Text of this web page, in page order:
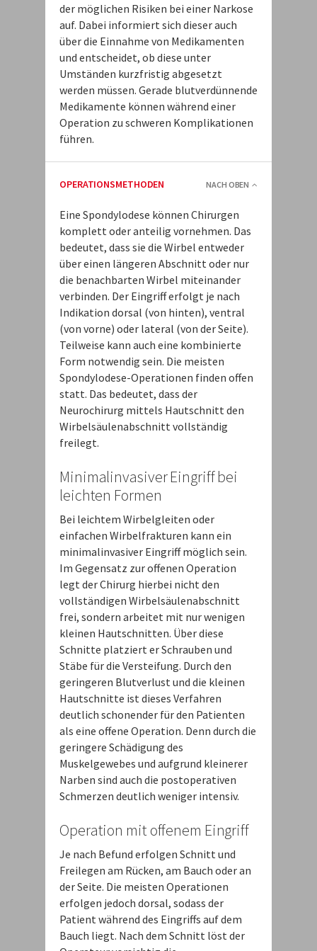
der möglichen Risiken bei einer Narkose
auf. Dabei informiert sich dieser auch
über die Einnahme von Medikamenten
und entscheidet, ob diese unter
Umständen kurzfristig abgesetzt
werden müssen. Gerade blutverdünnende
Medikamente können während einer
Operation zu schweren Komplikationen
führen.
OPERATIONSMETHODEN NACH OBEN
Eine Spondylodese können Chirurgen
komplett oder anteilig vornehmen. Das
bedeutet, dass sie die Wirbel entweder
über einen längeren Abschnitt oder nur
die benachbarten Wirbel miteinander
verbinden. Der Eingriff erfolgt je nach
Indikation dorsal (von hinten), ventral
(von vorne) oder lateral (von der Seite).
Teilweise kann auch eine kombinierte
Form notwendig sein. Die meisten
Spondylodese-Operationen finden offen
statt. Das bedeutet, dass der
Neurochirurg mittels Hautschnitt den
Wirbelsäulenabschnitt vollständig
freilegt.
Minimalinvasiver Eingriff bei
leichten Formen
Bei leichtem Wirbelgleiten oder
einfachen Wirbelfrakturen kann ein
minimalinvasiver Eingriff möglich sein.
Im Gegensatz zur offenen Operation
legt der Chirurg hierbei nicht den
vollständigen Wirbelsäulenabschnitt
frei, sondern arbeitet mit nur wenigen
kleinen Hautschnitten. Über diese
Schnitte platziert er Schrauben und
Stäbe für die Versteifung. Durch den
geringeren Blutverlust und die kleinen
Hautschnitte ist dieses Verfahren
deutlich schonender für den Patienten
als eine offene Operation. Denn durch die
geringere Schädigung des
Muskelgewebes und aufgrund kleinerer
Narben sind auch die postoperativen
Schmerzen deutlich weniger intensiv.
Operation mit offenem Eingriff
Je nach Befund erfolgen Schnitt und
Freilegen am Rücken, am Bauch oder an
der Seite. Die meisten Operationen
erfolgen jedoch dorsal, sodass der
Patient während des Eingriffs auf dem
Bauch liegt. Nach dem Schnitt löst der